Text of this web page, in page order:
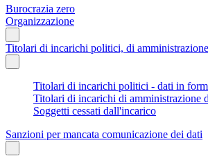
Burocrazia zero
Organizzazione
Titolari di incarichi politici, di
Titolari di incarichi politici - dati in
Titolari di incarichi di amministrazione
Soggetti cessati dall'incarico
Sanzioni per mancata comunicazione dei dati